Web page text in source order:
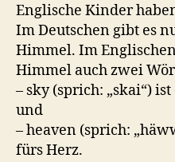
Englische Kinder
Im Deutschen gibt es
Himmel. Im
Himmel auch zwei
– sky (sprich: „skai“)
und
– heaven (sprich:
fürs Herz.